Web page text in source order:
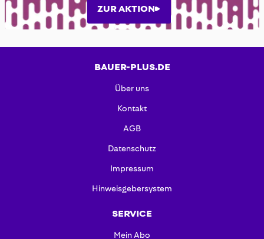
ZUR AKTION
BAUER-PLUS.DE
Über uns
Kontakt
AGB
Datenschutz
Impressum
Hinweisgebersystem
SERVICE
Mein Abo